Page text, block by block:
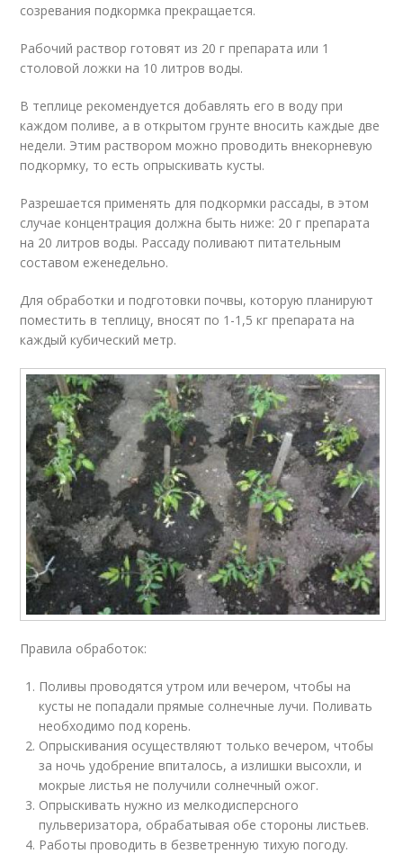
созревания подкормка прекращается.
Рабочий раствор готовят из 20 г препарата или 1
столовой ложки на 10 литров воды.
В теплице рекомендуется добавлять его в воду при
каждом поливе, а в открытом грунте вносить каждые две
недели. Этим раствором можно проводить внекорневую
подкормку, то есть опрыскивать кусты.
Разрешается применять для подкормки рассады, в этом
случае концентрация должна быть ниже: 20 г препарата
на 20 литров воды. Рассаду поливают питательным
составом еженедельно.
Для обработки и подготовки почвы, которую планируют
поместить в теплицу, вносят по 1-1,5 кг препарата на
каждый кубический метр.
Правила обработок:
Поливы проводятся утром или вечером, чтобы на
кусты не попадали прямые солнечные лучи. Поливать
необходимо под корень.
Опрыскивания осуществляют только вечером, чтобы
за ночь удобрение впиталось, а излишки высохли, и
мокрые листья не получили солнечный ожог.
Опрыскивать нужно из мелкодисперсного
пульверизатора, обрабатывая обе стороны листьев.
Работы проводить в безветренную тихую погоду.